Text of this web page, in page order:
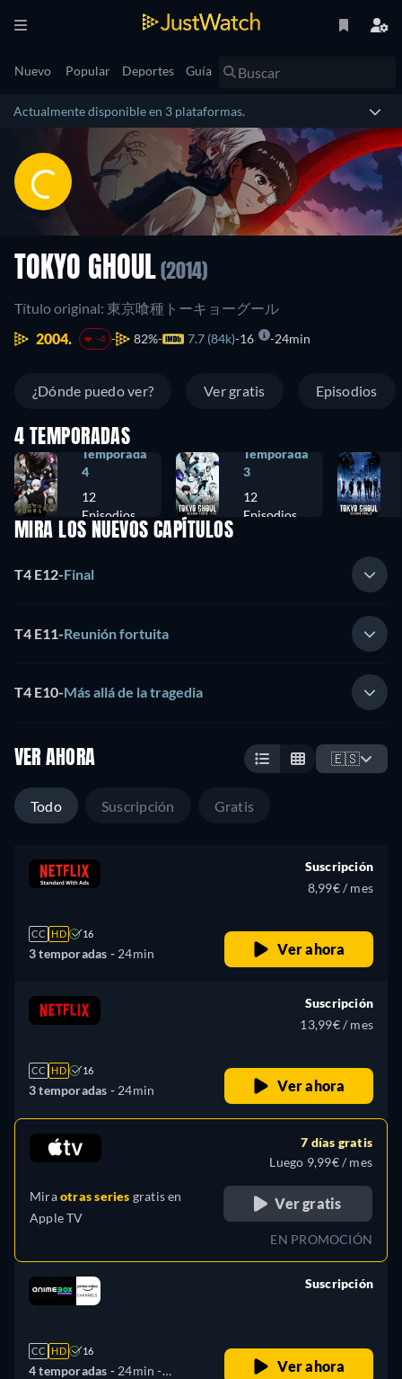
Nuevo Popular Deportes Guía
Actualmente disponible en 3 plataformas.
TOKYO GHOUL (2014)
Título original: 東京喰種トーキョーグール
2004.
-4 82% 7.7 (84k) 16 24min
¿Dónde puedo ver? Ver gratis Episodios
4 TEMPORADAS
Temporada
4
12
Episodios
Temporada
3
12
Episodios
MIRA LOS NUEVOS CAPÍTULOS
T4 E12-Final
T4 E11-Reunión fortuita
T4 E10-Más allá de la tragedia
VER AHORA 🇪🇸
Todo Suscripción Gratis
CC HD 16
3 temporadas - 24min
Suscripción
8,99€ / mes
Ver ahora
CC HD 16
3 temporadas - 24min
Suscripción
13,99€ / mes
Ver ahora
Miraotras series gratis en
Apple TV
7 días gratis
Luego 9,99€ / mes
Ver gratis
EN PROMOCIÓN
CC HD 16
4 temporadas - 24min -
Suscripción
Ver ahora